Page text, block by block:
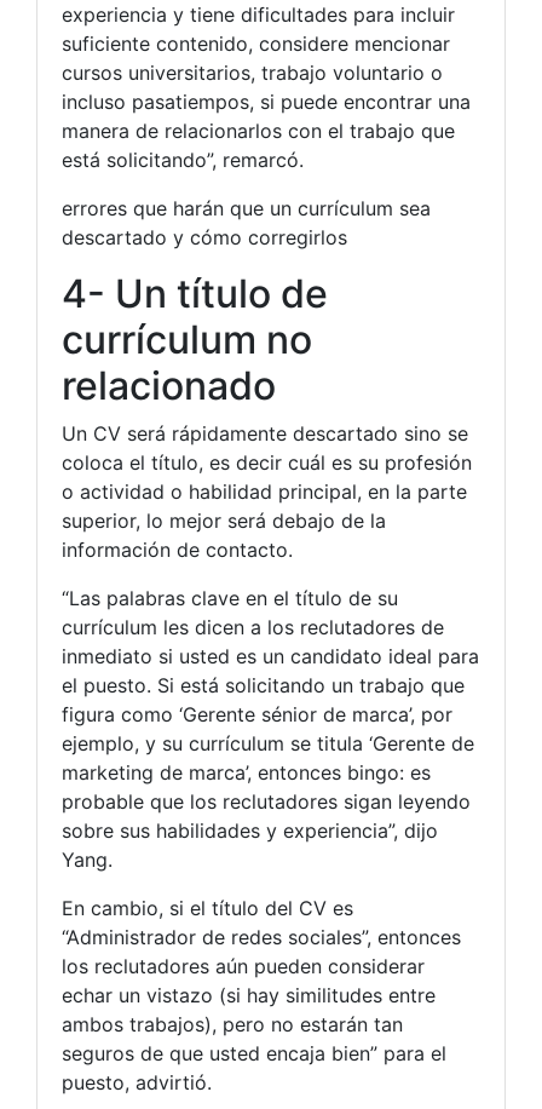
experiencia y tiene dificultades para incluir
suficiente contenido, considere mencionar
cursos universitarios, trabajo voluntario o
incluso pasatiempos, si puede encontrar una
manera de relacionarlos con el trabajo que
está solicitando”, remarcó.
errores que harán que un currículum sea
descartado y cómo corregirlos
4- Un título de
currículum no
relacionado
Un CV será rápidamente descartado sino se
coloca el título, es decir cuál es su profesión
o actividad o habilidad principal, en la parte
superior, lo mejor será debajo de la
información de contacto.
“Las palabras clave en el título de su
currículum les dicen a los reclutadores de
inmediato si usted es un candidato ideal para
el puesto. Si está solicitando un trabajo que
figura como ‘Gerente sénior de marca’, por
ejemplo, y su currículum se titula ‘Gerente de
marketing de marca’, entonces bingo: es
probable que los reclutadores sigan leyendo
sobre sus habilidades y experiencia”, dijo
Yang.
En cambio, si el título del CV es
“Administrador de redes sociales”, entonces
los reclutadores aún pueden considerar
echar un vistazo (si hay similitudes entre
ambos trabajos), pero no estarán tan
seguros de que usted encaja bien” para el
puesto, advirtió.